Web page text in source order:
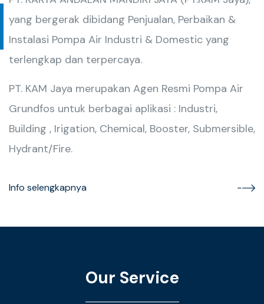
yang bergerak dibidang Penjualan, Perbaikan &
Instalasi Pompa Air Industri & Domestic yang
terlengkap dan terpercaya.
PT. KAM Jaya merupakan Agen Resmi Pompa Air
Grundfos untuk berbagai aplikasi : Industri,
Building , Irigation, Chemical, Booster, Submersible,
Hydrant/Fire.
Info selengkapnya
Our Service